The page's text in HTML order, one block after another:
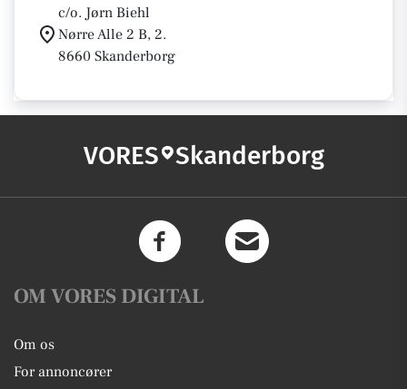
c/o. Jørn Biehl
Nørre Alle 2 B, 2.
8660 Skanderborg
VORES Skanderborg
OM VORES DIGITAL
Om os
For annoncører